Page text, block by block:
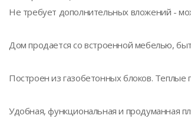
Не требует дополнительных вложений -
Дом продается со встроенной мебелью,
Построен из газобетонных блоков. Теплые
Удобная, функциональная и продуманная